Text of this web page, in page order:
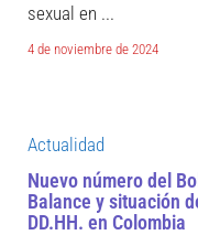
sexual en ...
4 de noviembre de 2024
Actualidad
Nuevo número del
Balance y situación
DD.HH. en Colombia